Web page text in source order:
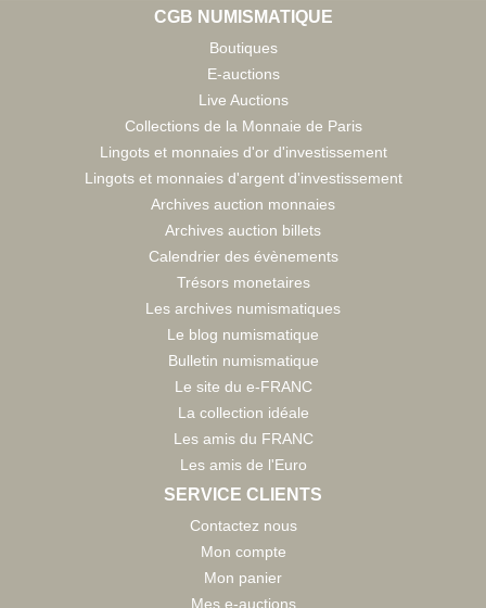
CGB NUMISMATIQUE
Boutiques
E-auctions
Live Auctions
Collections de la Monnaie de Paris
Lingots et monnaies d'or d'investissement
Lingots et monnaies d'argent d'investissement
Archives auction monnaies
Archives auction billets
Calendrier des évènements
Trésors monetaires
Les archives numismatiques
Le blog numismatique
Bulletin numismatique
Le site du e-FRANC
La collection idéale
Les amis du FRANC
Les amis de l'Euro
SERVICE CLIENTS
Contactez nous
Mon compte
Mon panier
Mes e-auctions